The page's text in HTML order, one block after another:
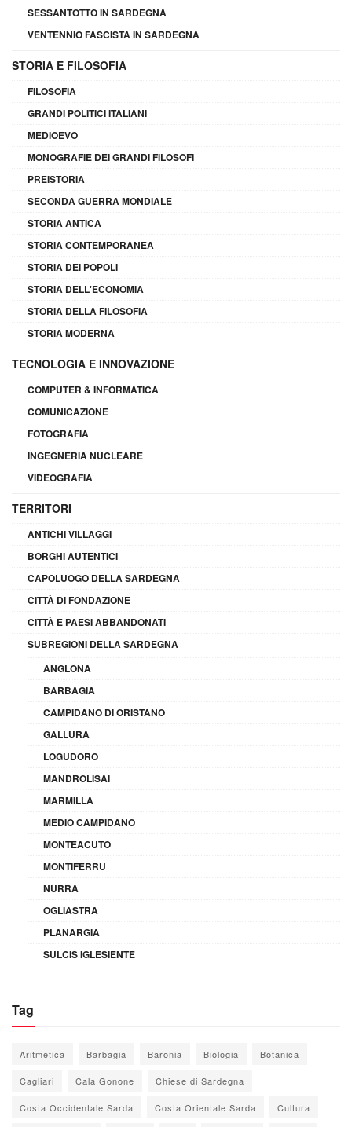
SESSANTOTTO IN SARDEGNA
VENTENNIO FASCISTA IN SARDEGNA
STORIA E FILOSOFIA
FILOSOFIA
GRANDI POLITICI ITALIANI
MEDIOEVO
MONOGRAFIE DEI GRANDI FILOSOFI
PREISTORIA
SECONDA GUERRA MONDIALE
STORIA ANTICA
STORIA CONTEMPORANEA
STORIA DEI POPOLI
STORIA DELL'ECONOMIA
STORIA DELLA FILOSOFIA
STORIA MODERNA
TECNOLOGIA E INNOVAZIONE
COMPUTER & INFORMATICA
COMUNICAZIONE
FOTOGRAFIA
INGEGNERIA NUCLEARE
VIDEOGRAFIA
TERRITORI
ANTICHI VILLAGGI
BORGHI AUTENTICI
CAPOLUOGO DELLA SARDEGNA
CITTÀ DI FONDAZIONE
CITTÀ E PAESI ABBANDONATI
SUBREGIONI DELLA SARDEGNA
ANGLONA
BARBAGIA
CAMPIDANO DI ORISTANO
GALLURA
LOGUDORO
MANDROLISAI
MARMILLA
MEDIO CAMPIDANO
MONTEACUTO
MONTIFERRU
NURRA
OGLIASTRA
PLANARGIA
SULCIS IGLESIENTE
Tag
Aritmetica Barbagia Baronia Biologia Botanica
Cagliari Cala Gonone Chiese di Sardegna
Costa Occidentale Sarda Costa Orientale Sarda Cultura